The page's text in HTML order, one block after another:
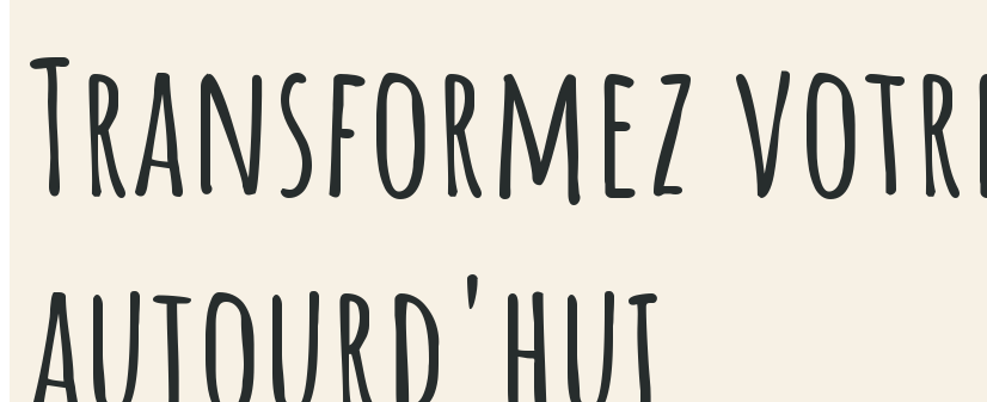
Transformez
aujourd'hui